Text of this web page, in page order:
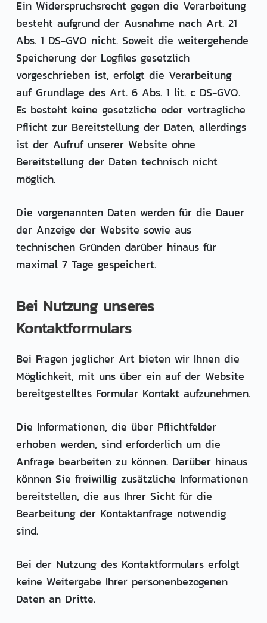
Ein Widerspruchsrecht gegen die Verarbeitung
besteht aufgrund der Ausnahme nach Art. 21
Abs. 1 DS-GVO nicht. Soweit die weitergehende
Speicherung der Logfiles gesetzlich
vorgeschrieben ist, erfolgt die Verarbeitung
auf Grundlage des Art. 6 Abs. 1 lit. c DS-GVO.
Es besteht keine gesetzliche oder vertragliche
Pflicht zur Bereitstellung der Daten, allerdings
ist der Aufruf unserer Website ohne
Bereitstellung der Daten technisch nicht
möglich.
Die vorgenannten Daten werden für die Dauer
der Anzeige der Website sowie aus
technischen Gründen darüber hinaus für
maximal 7 Tage gespeichert.
Bei Nutzung unseres
Kontaktformulars
Bei Fragen jeglicher Art bieten wir Ihnen die
Möglichkeit, mit uns über ein auf der Website
bereitgestelltes Formular Kontakt aufzunehmen.
Die Informationen, die über Pflichtfelder
erhoben werden, sind erforderlich um die
Anfrage bearbeiten zu können. Darüber hinaus
können Sie freiwillig zusätzliche Informationen
bereitstellen, die aus Ihrer Sicht für die
Bearbeitung der Kontaktanfrage notwendig
sind.
Bei der Nutzung des Kontaktformulars erfolgt
keine Weitergabe Ihrer personenbezogenen
Daten an Dritte.